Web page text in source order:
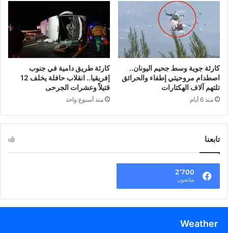
كارثة جوية وسط جحيم اليونان..
اصطدام مروحيتي إطفاء والحرائق
تلتهم آلاف الهكتارات
منذ 6 أيام
كارثة طريق دامية في جنوب
إفريقيا.. انقلاب حافلة يخلف 12
قتيلاً وعشرات الجرحى
منذ أسبوع واحد
تابعنا
2٬700
متابعون
Weather